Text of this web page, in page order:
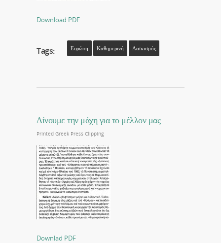
Download PDF
Tags: Ευρώπη Καθημερινή Λαϊκισμός
Δίνουμε την μάχη για το μέλλον μας
Printed Greek Press Clipping
Downlad PDF